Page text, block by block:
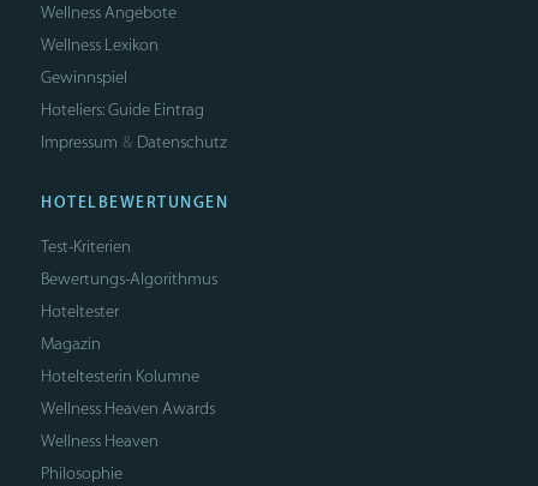
Wellness Angebote
Wellness Lexikon
Gewinnspiel
Hoteliers: Guide Eintrag
Impressum & Datenschutz
HOTELBEWERTUNGEN
Test-Kriterien
Bewertungs-Algorithmus
Hoteltester
Magazin
Hoteltesterin Kolumne
Wellness Heaven Awards
Wellness Heaven
Philosophie